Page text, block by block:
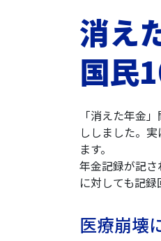
消え
国民
「消えた年金
ししました。
ます。
年金記録が記
に対しても記録
医療崩壊